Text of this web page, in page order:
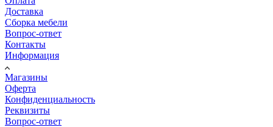
Доставка
Сборка мебели
Вопрос-ответ
Контакты
Информация
Магазины
Оферта
Конфиденциальность
Реквизиты
Вопрос-ответ